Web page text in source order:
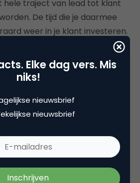
hele traject van lead tot klant
De tijd die je daarmee
weer in je klant investeren.
naar
luisteren misschien wel het
kan doen als klantgericht
als de verwachtingen van je
als dat niet zo is.
manieren om
Elke dag vers. Mis
niks!
nieuwsbrief
nieuwsbrief